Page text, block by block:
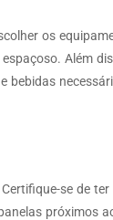
os
Além
bebidas
se de
próximos